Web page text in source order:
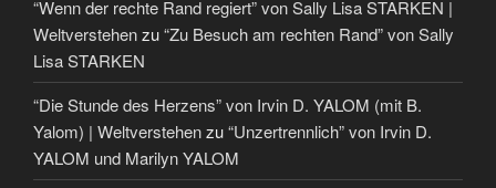
“Wenn der rechte Rand regiert” von Sally Lisa STARKEN |
Weltverstehenzu“Zu Besuch am rechten Rand” von Sally
Lisa STARKEN
“Die Stunde des Herzens” von Irvin D. YALOM (mit B.
Yalom) | Weltverstehenzu“Unzertrennlich” von Irvin D.
YALOM und Marilyn YALOM